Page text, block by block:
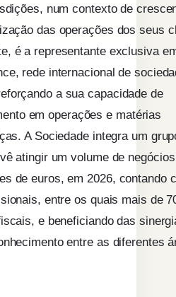
num contexto de
das operações dos seus
é a representante exclusiva
rede internacional de
a sua capacidade de
em operações e matérias
A Sociedade integra um
atingir um volume de
de euros, em 2026, contando
entre os quais mais de
e beneficiando das
entre as diferentes